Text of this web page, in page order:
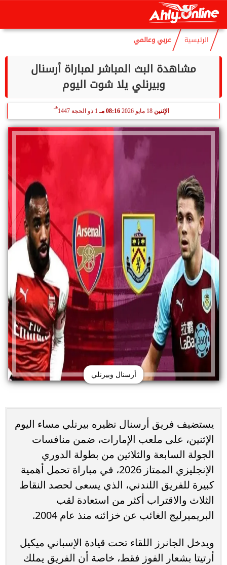
الخميس
الرئيسية عربي وعالمي
مشاهدة البث المباشر لمباراة أرسنال
وبيرنلي يلا شوت اليوم
الإثنين 08:16 مـ 1 ذو الحجة 1447
هـ
أرسنال وبيرنلي
يستضيف فريق أرسنال نظيره بيرنلي مساء اليوم
الإثنين، على ملعب الإمارات، ضمن منافسات
الجولة السابعة والثلاثين من بطولة الدوري
الإنجليزي الممتاز 2026، في مباراة تحمل أهمية
كبيرة للفريق اللندني، الذي يسعى لحصد النقاط
الثلاث والاقتراب أكثر من استعادة لقب
البريميرليج الغائب عن خزائنه منذ عام 2004.
ويدخل الجانرز اللقاء تحت قيادة الإسباني ميكيل
أرتيتا بشعار الفوز فقط، خاصة أن الفريق يملك